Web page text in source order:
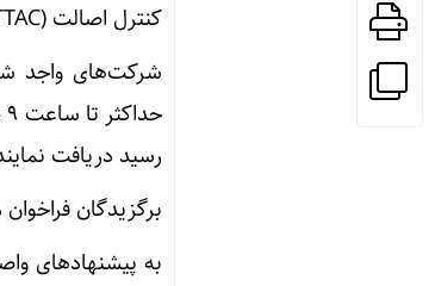
کنترل اصالت (TTAC) برای شرکت‌های منتخب الزامی است.
شرکت‌های واجد
رسید دریافت
برگزیدگان فراخوان ملزم به ارائه ۱۰ درصد تضمین حُسن
به پیشنهادهای